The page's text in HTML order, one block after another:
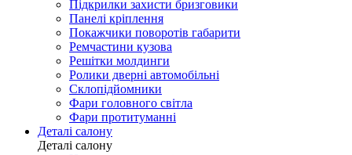
Підкрилки захисти бризговики
Панелі кріплення
Покажчики поворотів габарити
Ремчастини кузова
Решітки молдинги
Ролики дверні автомобільні
Склопідйомники
Фари головного світла
Фари протитуманні
Деталі салону
Деталі салону